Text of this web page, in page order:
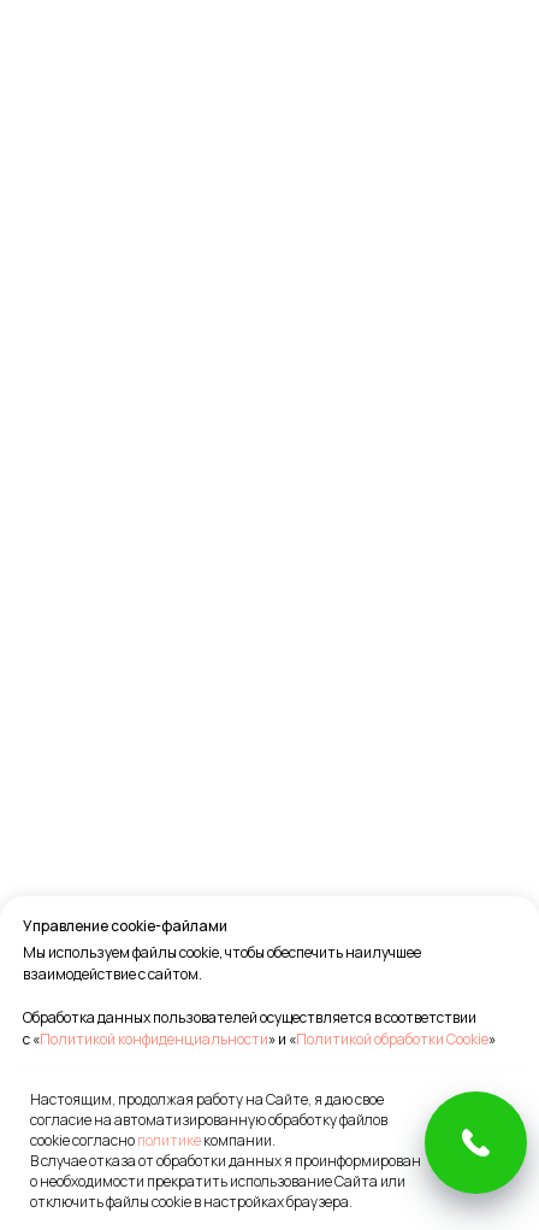
Управление cookie-файлами
Мы используем файлы cookie, чтобы обеспечить наилучшее
взаимодействие с сайтом.
Обработка данных пользователей осуществляется в соответствии
с «Политикой конфиденциальности» и «Политикой обработки Cookie»
Принять все
Настройки Cookie
Настоящим, продолжая работу на Сайте, я даю свое
согласие на автоматизированную обработку файлов
cookie согласнополитикекомпании.
В случае отказа от обработки данных я проинформирован
о необходимости прекратить использование Сайта или
отключить файлы cookie в настройках браузера.
OK